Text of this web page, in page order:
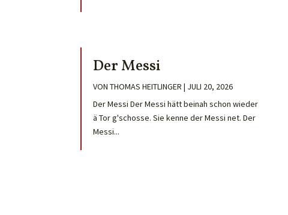
Der Messi
VONTHOMAS HEITLINGER | JULI 20, 2026
Der Messi Der Messi hätt beinah schon wieder
ä Tor g'schosse. Sie kenne der Messi net. Der
Messi...